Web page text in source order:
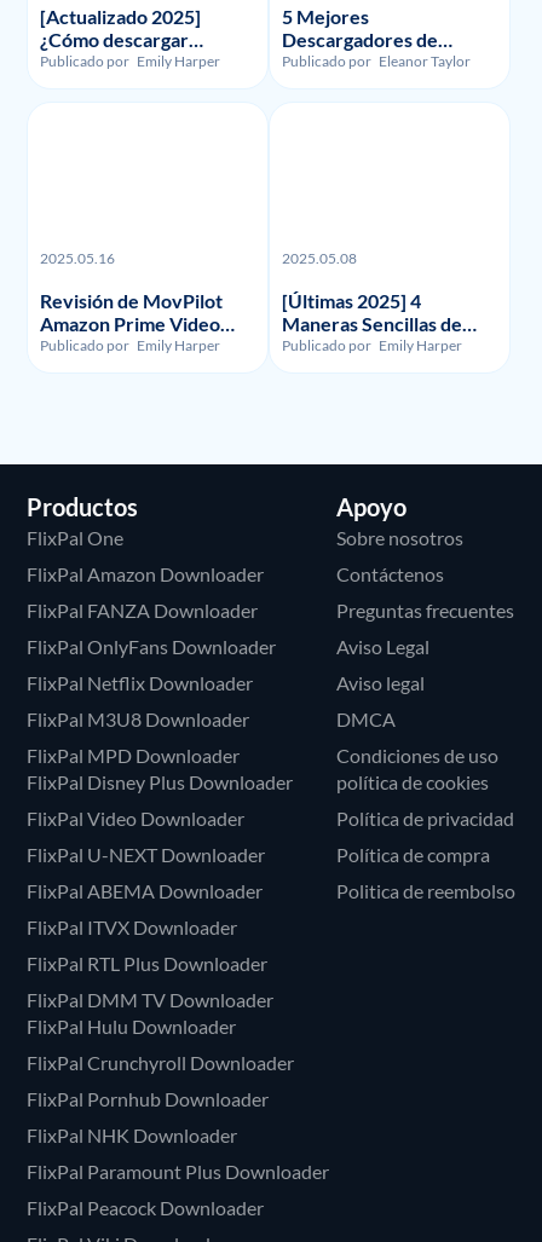
[Actualizado 2025]
¿Cómo descargar
grabaciones y vídeos de
FuboTV?
Publicado por Emily Harper
5 Mejores
Descargadores de
Funimation en 2023:
Reseñados y
Comparados
Publicado por Eleanor Taylor
2025.05.16
Revisión de MovPilot
Amazon Prime Video
Downloader - Ilegalidad,
Uso y Precio
Publicado por Emily Harper
2025.05.08
[Últimas 2025] 4
Maneras Sencillas de
Grabar la Pantalla en
HBO Max
Publicado por Emily Harper
Productos
FlixPal One
FlixPal Amazon Downloader
FlixPal FANZA Downloader
FlixPal OnlyFans Downloader
FlixPal Netflix Downloader
FlixPal M3U8 Downloader
FlixPal MPD Downloader
FlixPal Disney Plus Downloader
FlixPal Video Downloader
FlixPal U-NEXT Downloader
FlixPal ABEMA Downloader
FlixPal ITVX Downloader
FlixPal RTL Plus Downloader
FlixPal DMM TV Downloader
FlixPal Hulu Downloader
FlixPal Crunchyroll Downloader
FlixPal Pornhub Downloader
FlixPal NHK Downloader
FlixPal Paramount Plus Downloader
FlixPal Peacock Downloader
Apoyo
Sobre nosotros
Contáctenos
Preguntas frecuentes
Aviso Legal
Aviso legal
DMCA
Condiciones de uso
política de cookies
Política de privacidad
Política de compra
Politica de reembolso